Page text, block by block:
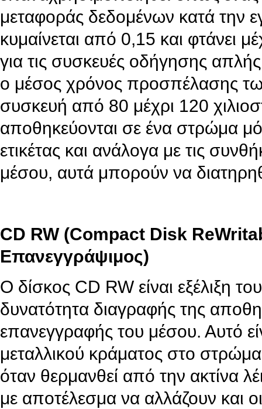
μεταφοράς δεδομένων κατά την
κυμαίνεται από 0,15 και φτάνει
για τις συσκευές οδήγησης
ο μέσος χρόνος προσπέλασης
συσκευή από 80 μέχρι 120
αποθηκεύονται σε ένα στρώμα
ετικέτας και ανάλογα με τις
μέσου, αυτά μπορούν να
CD RW (Compact Disk
Επανεγγράψιμος)
Ο δίσκος CD RW είναι εξέλιξη
δυνατότητα διαγραφής της
επανεγγραφής του μέσου. Αυτό
μεταλλικού κράματος στο
όταν θερμανθεί από την ακτίνα
με αποτέλεσμα να αλλάζουν και